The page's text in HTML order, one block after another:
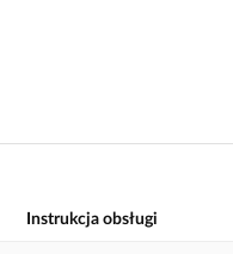
Instrukcja obsługi